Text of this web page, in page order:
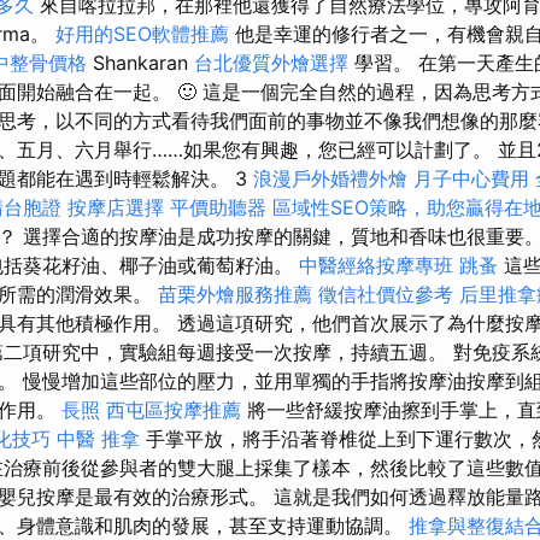
。 好用的SEO軟體推薦 他是幸運的修行者之一，有機會親
整骨價格 Shankaran 台北優質外燴選擇 學習。 在第一天產
開始融合在一起。 🙂 這是一個完全自然的過程，因為思考方
考，以不同的方式看待我們面前的事物並不像我們想像的那
五月、六月舉行……如果您有興趣，您已經可以計劃了。 並
都能在遇到時輕鬆解決。 3 浪漫戶外婚禮外燴 月子中心費用
胞證 按摩店選擇 平價助聽器 區域性SEO策略，助您贏得在
選擇合適的按摩油是成功按摩的關鍵，質地和香味也很重要
葵花籽油、椰子油或葡萄籽油。 中醫經絡按摩專班 跳蚤 這
需的潤滑效果。 苗栗外燴服務推薦 徵信社價位參考 后里推
有其他積極作用。 透過這項研究，他們首次展示了為什麼按
項研究中，實驗組每週接受一次按摩，持續五週。 對免疫系
慢慢增加這些部位的壓力，並用單獨的手指將按摩油按摩到
用。 長照 西屯區按摩推薦 將一些舒緩按摩油擦到手掌上，
技巧 中醫 推拿 手掌平放，將手沿著脊椎從上到下運行數次，
療前後從參與者的雙大腿上採集了樣本，然後比較了這些數
兒按摩是最有效的治療形式。 這就是我們如何透過釋放能量
身體意識和肌肉的發展，甚至支持運動協調。 推拿與整復結